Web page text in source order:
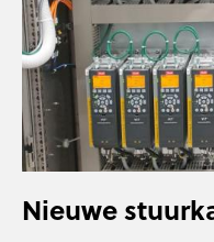
Nieuwe